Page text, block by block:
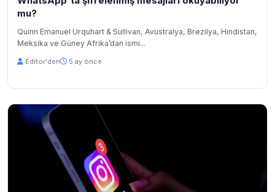
mu?
Quinn Emanuel Urquhart & Sullivan, Avustralya, Brezilya, Hindistan,
Meksika ve Güney Afrika’dan ismi...
Editor'den 5 ay önce